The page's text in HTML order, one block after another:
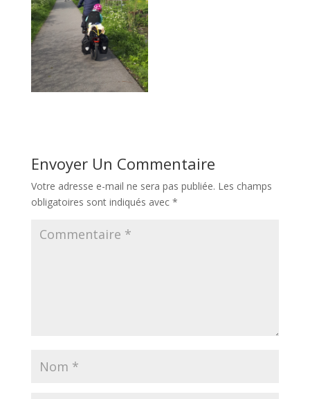
Envoyer Un Commentaire
Votre adresse e-mail ne sera pas publiée. Les champs
obligatoires sont indiqués avec *